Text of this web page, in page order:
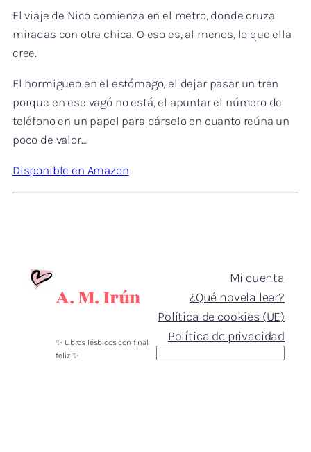
El viaje de Nico comienza en el metro, donde cruza
miradas con otra chica. O eso es, al menos, lo que ella
cree.
El hormigueo en el estómago, el dejar pasar un tren
porque en ese vagó no está, el apuntar el número de
teléfono en un papel para dárselo en cuanto reúna un
poco de valor…
Disponible en Amazon
A. M. Irún
✨ Libros lésbicos con final
feliz ✨
Mi cuenta
¿Qué novela leer?
Política de cookies (UE)
Política de privacidad